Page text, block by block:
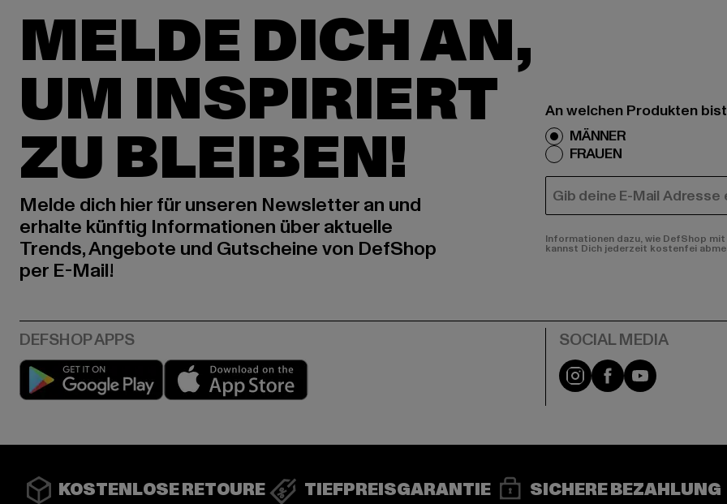
MELDE DICH AN,
UM INSPIRIERT
ZU BLEIBEN!
Melde dich hier für unseren Newsletter an und
erhalte künftig Informationen über aktuelle
Trends, Angebote und Gutscheine von DefShop
per E-Mail!
An welchen Produkten
MÄNNER
FRAUEN
E-MAIL
Informationen dazu, wie DefShop
kannst Dich jederzeit kostenfei
Play market Instagram
FacebookYouTube
KOSTENLOSE RETOURE TIEFPREISGARANTIE SICHERE BEZAHLUNG